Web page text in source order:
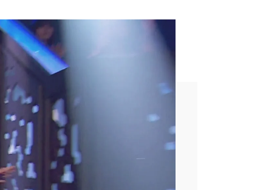
estaré pendiente
el ganador”